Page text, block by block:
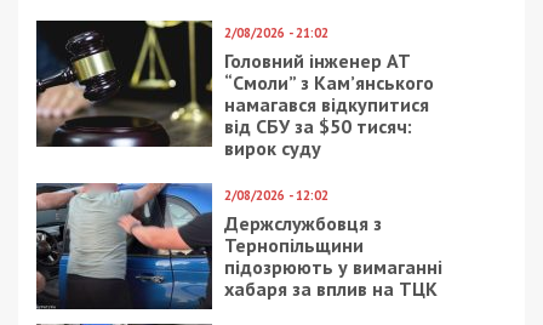
2/08/2026 - 21:02
Головний інженер АТ
“Смоли” з Кам’янського
намагався відкупитися
від СБУ за $50 тисяч:
вирок суду
2/08/2026 - 12:02
Держслужбовця з
Тернопільщини
підозрюють у вимаганні
хабаря за вплив на ТЦК